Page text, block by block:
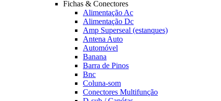
Fichas & Conectores
Alimentação Ac
Alimentação Dc
Amp Superseal (estanques)
Antena Auto
Automóvel
Banana
Barra de Pinos
Bnc
Coluna-som
Conectores Multifunção